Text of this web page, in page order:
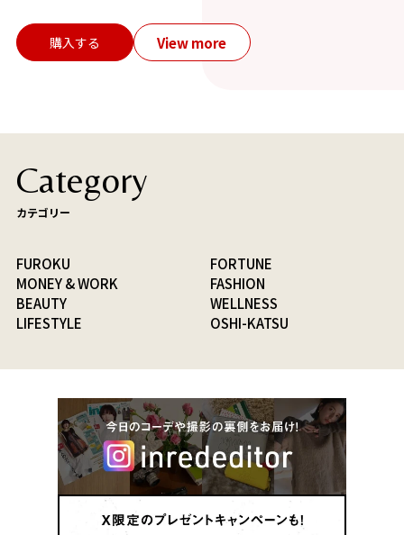
購入する View more
Category
カテゴリー
FUROKU
FORTUNE
MONEY & WORK
FASHION
BEAUTY
WELLNESS
LIFESTYLE
OSHI-KATSU